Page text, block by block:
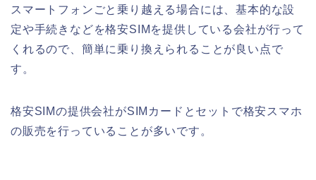
スマートフォンごと乗り越える場合には、基本的な設
定や手続きなどを格安SIMを提供している会社が行って
くれるので、簡単に乗り換えられることが良い点で
す。
格安SIMの提供会社がSIMカードとセットで格安スマホ
の販売を行っていることが多いです。